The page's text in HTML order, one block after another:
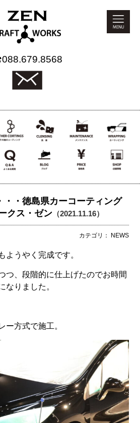
088.679.8568
・・徳島県カーコーティング
クス・ゼン （2021.11.16）
カテゴリ： NEWS
ようやく完成です。
つ、段階的に仕上げたのでお時間
なりました。
ー方式で施工。